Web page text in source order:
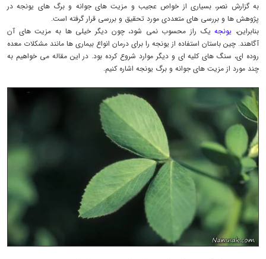
به گزارش نصر، بسیاری از خواص عجیب و مزیت های جوانه و برگ های یونجه در
پژوهش ها و بررسی های متعددی مورد تحقیق و بررسی قرار گرفته است.
بنابراین، یونجهیک راز محسوب نمی شود، چون دیگر خیلی ها به مزیت های آن
آگاهند. چین باستان استفاده از یونجه را برای درمان انواع بیماری ها مانند مشکلات معده
روده ای، سنگ های کلیه ای و دیگر موارد شروع کرده بود. در این مقاله می خواهیم به
چند مورد از مزیت های جوانه و برگ یونجه اشاره کنیم.